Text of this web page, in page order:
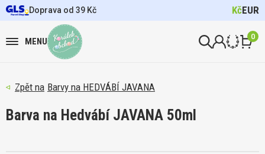
Doprava od 39 Kč KčEUR
MENU 0
Barvy na HEDVÁBÍ JAVANA
Barva na Hedvábí JAVANA 50ml